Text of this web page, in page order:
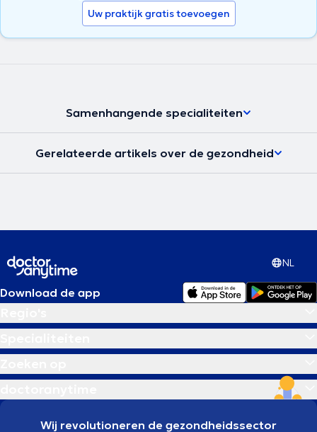
Uw praktijk gratis toevoegen
Samenhangende specialiteiten
Gerelateerde artikels over de gezondheid
NL
Download de app
Wij revolutioneren de gezondheidssector